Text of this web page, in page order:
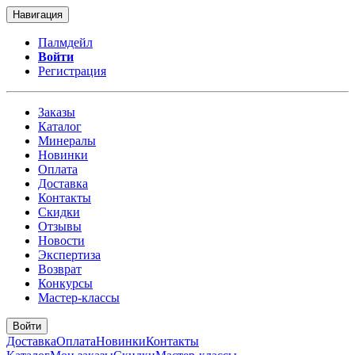
Навигация
Палмдейл
Войти
Регистрация
Заказы
Каталог
Минералы
Новинки
Оплата
Доставка
Контакты
Скидки
Отзывы
Новости
Экспертиза
Возврат
Конкурсы
Мастер-классы
Войти
ДоставкаОплатаНовинкиКонтакты